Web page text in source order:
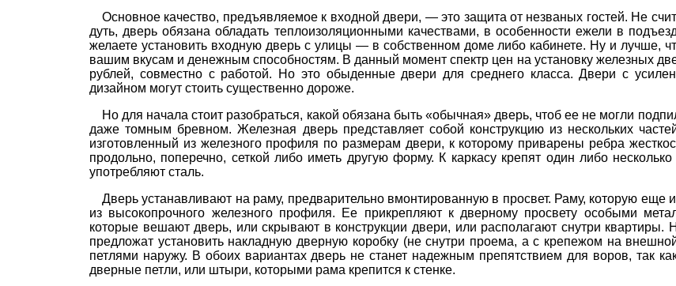
Основное качество, предъявляемое к входной двери, — это защита от незваных гостей. Не
дуть, дверь обязана обладать теплоизоляционными качествами, в особенности ежели в
желаете установить входную дверь с улицы — в собственном доме либо кабинете. Ну и лучше,
вашим вкусам и денежным способностям. В данный момент спектр цен на установку железных
рублей, совместно с работой. Но это обыденные двери для среднего класса. Двери с
дизайном могут стоить существенно дороже.
Но для начала стоит разобраться, какой обязана быть «обычная» дверь, чтоб ее не могли
даже томным бревном. Железная дверь представляет собой конструкцию из нескольких
изготовленный из железного профиля по размерам двери, к которому приварены ребра
продольно, поперечно, сеткой либо иметь другую форму. К каркасу крепят один либо
употребляют сталь.
Дверь устанавливают на раму, предварительно вмонтированную в просвет. Раму, которую еще
из высокопрочного железного профиля. Ее прикрепляют к дверному просвету особыми
которые вешают дверь, или скрывают в конструкции двери, или располагают снутри квартиры.
предложат установить накладную дверную коробку (не снутри проема, а с крепежом на
петлями наружу. В обоих вариантах дверь не станет надежным препятствием для воров, так
дверные петли, или штыри, которыми рама крепится к стенке.